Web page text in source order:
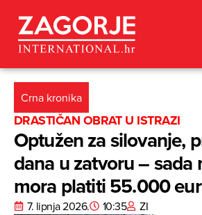
Crna kronika
DRASTIČAN OBRAT U ISTRAZI
Optužen za silovanje,
dana u zatvoru – sada
mora platiti 55.000
7. lipnja 2026. 10:35 ZI